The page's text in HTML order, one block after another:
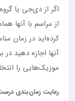
اگر از دی‌جی یا
از مراسم با آنها
کرده‌اید در زمان
آنها اجازه دهید
موزیک‌هایی را
رعایت زمانبندی